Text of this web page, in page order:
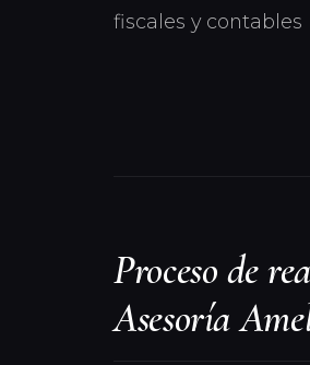
fiscales y contables
Proceso de
Asesoría